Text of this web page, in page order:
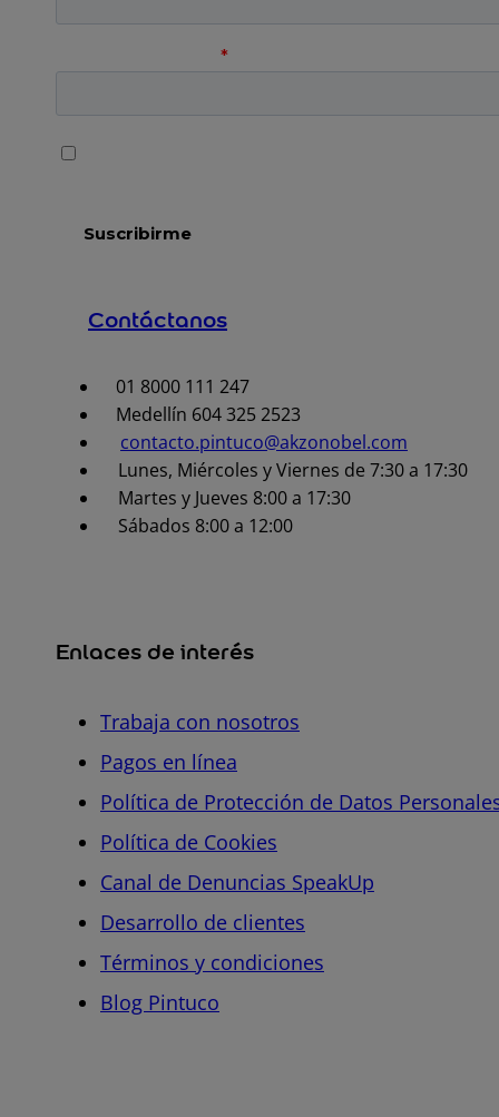
Contáctanos
01 8000 111 247
Medellín 604 325 2523
contacto.pintuco@akzonobel.com
Lunes, Miércoles y Viernes de 7:30 a 17:30
Martes y Jueves 8:00 a 17:30
Sábados 8:00 a 12:00
Enlaces de interés
Trabaja con nosotros
Pagos en línea
Política de Protección de Datos
Política de Cookies
Canal de Denuncias SpeakUp
Desarrollo de clientes
Términos y condiciones
Blog Pintuco